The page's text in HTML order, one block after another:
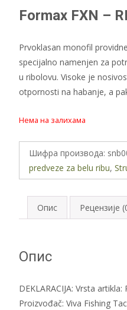
Formax FXN –
Prvoklasan monofil
specijalno namenjen za
u ribolovu. Visoke je
otpornosti na habanje, a
Нема на залихама
Шифра производа:
predveze za belu ribu,
Опис Рецензије
Опис
DEKLARACIJA: Vrsta
Proizvođač: Viva Fishing